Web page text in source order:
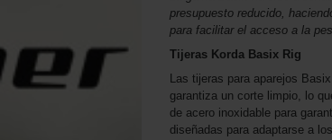
presupuesto reducido,
para facilitar el acceso a la
Tijeras Korda Basix Rig
Las tijeras para aparejos
garantiza un corte limpio, lo
de acero inoxidable para
diseñadas para adaptarse a